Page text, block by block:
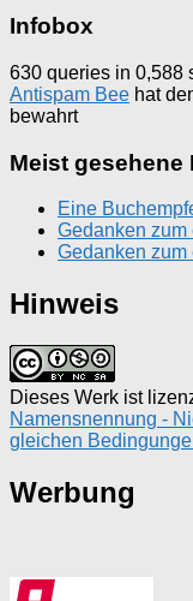
Infobox
630 queries in 0,588
Antispam Bee hat
bewahrt
Meist gesehene
Eine
Gedanken zum
Gedanken zum
Hinweis
Dieses Werk ist
Namensnennung -
gleichen
Werbung